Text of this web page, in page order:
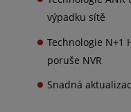
výpadku sítě
Technologie N+1
poruše NVR
Snadná